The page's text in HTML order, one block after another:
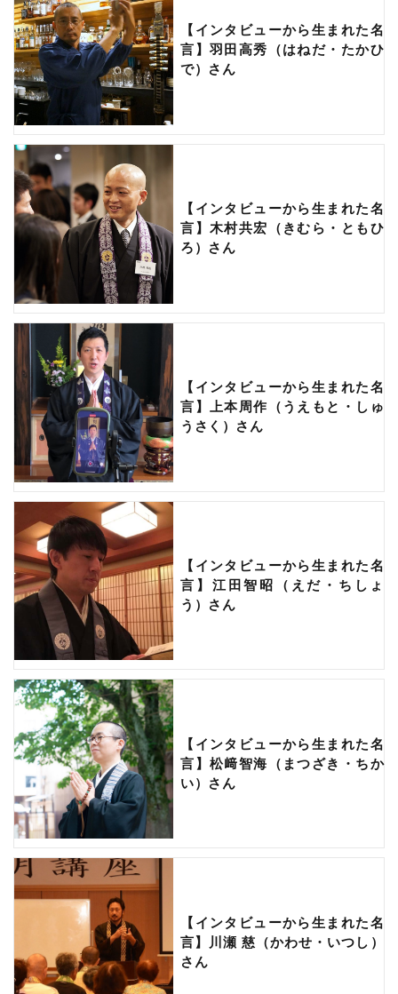
【インタビューから生まれた名
言】羽田高秀（はねだ・たかひ
で）さん
【インタビューから生まれた名
言】木村共宏（きむら・ともひ
ろ）さん
【インタビューから生まれた名
言】上本周作（うえもと・しゅ
うさく）さん
【インタビューから生まれた名
言】江田智昭（えだ・ちしょ
う）さん
【インタビューから生まれた名
言】松﨑智海（まつざき・ちか
い）さん
【インタビューから生まれた名
言】川瀬 慈（かわせ・いつし）
さん